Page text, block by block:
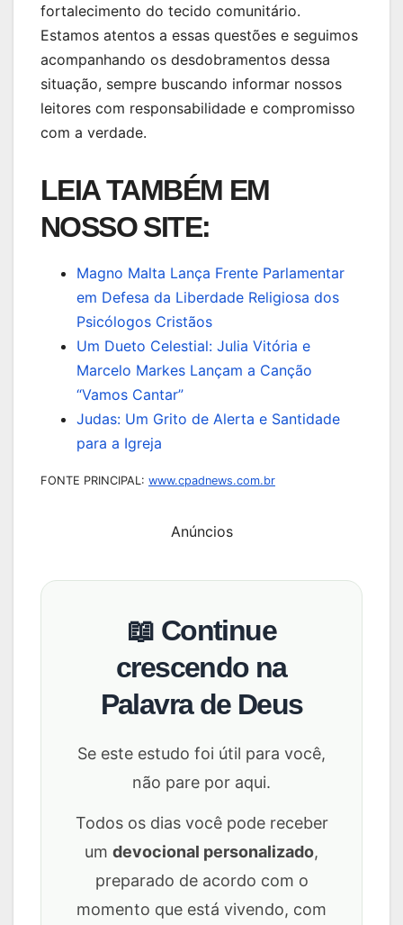
fortalecimento do tecido comunitário.
Estamos atentos a essas questões e seguimos
acompanhando os desdobramentos dessa
situação, sempre buscando informar nossos
leitores com responsabilidade e compromisso
com a verdade.
LEIA TAMBÉM EM
NOSSO SITE:
Magno Malta Lança Frente Parlamentar
em Defesa da Liberdade Religiosa dos
Psicólogos Cristãos
Um Dueto Celestial: Julia Vitória e
Marcelo Markes Lançam a Canção
“Vamos Cantar”
Judas: Um Grito de Alerta e Santidade
para a Igreja
FONTE PRINCIPAL: www.cpadnews.com.br
Anúncios
📖 Continue
crescendo na
Palavra de Deus
Se este estudo foi útil para você,
não pare por aqui.
Todos os dias você pode receber
um devocional personalizado,
preparado de acordo com o
momento que está vivendo, com